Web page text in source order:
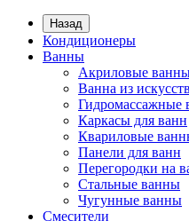
Назад
Кондиционеры
Ванны
Акриловые
Ванна из
Гидромассажные
Каркасы для ванн
Квариловые
Панели для ванн
Перегородки на
Стальные ванны
Чугунные ванны
Смесители